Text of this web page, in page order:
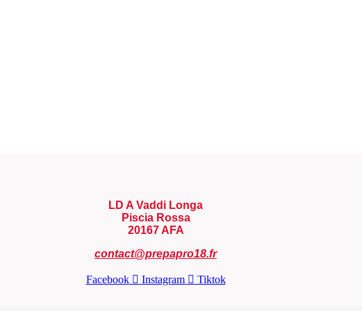
LD A Vaddi Longa
Piscia Rossa
20167 AFA
contact@prepapro18.fr
Facebook Instagram Tiktok